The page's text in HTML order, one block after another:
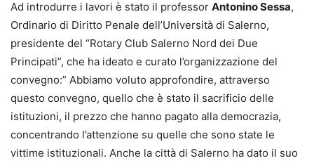
Ad introdurre i lavori è stato il professor Antonino Sessa,
Ordinario di Diritto Penale dell’Università di Salerno,
presidente del “Rotary Club Salerno Nord dei Due
Principati”, che ha ideato e curato l’organizzazione del
convegno:” Abbiamo voluto approfondire, attraverso
questo convegno, quello che è stato il sacrificio delle
istituzioni, il prezzo che hanno pagato alla democrazia,
concentrando l’attenzione su quelle che sono state le
vittime istituzionali. Anche la città di Salerno ha dato il suo